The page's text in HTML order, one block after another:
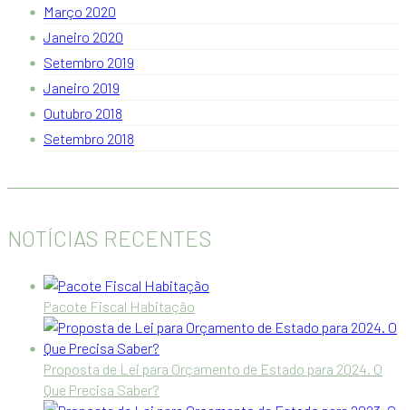
Março 2020
Janeiro 2020
Setembro 2019
Janeiro 2019
Outubro 2018
Setembro 2018
NOTÍCIAS RECENTES
Pacote Fiscal Habitação
Proposta de Lei para Orçamento de Estado para 2024. O
Que Precisa Saber?